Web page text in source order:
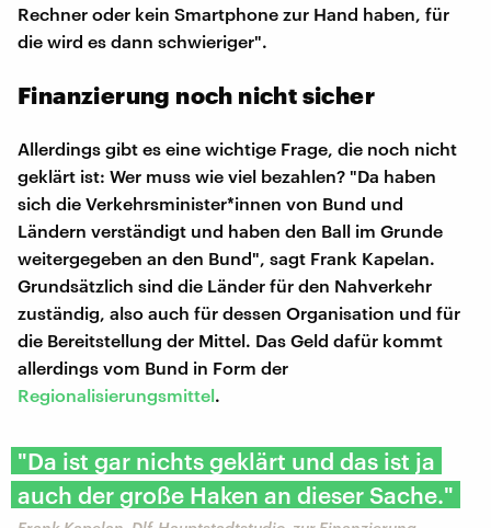
Rechner oder kein Smartphone zur Hand haben, für
die wird es dann schwieriger".
Finanzierung noch nicht sicher
Allerdings gibt es eine wichtige Frage, die noch nicht
geklärt ist: Wer muss wie viel bezahlen? "Da haben
sich die Verkehrsminister*innen von Bund und
Ländern verständigt und haben den Ball im Grunde
weitergegeben an den Bund", sagt Frank Kapelan.
Grundsätzlich sind die Länder für den Nahverkehr
zuständig, also auch für dessen Organisation und für
die Bereitstellung der Mittel. Das Geld dafür kommt
allerdings vom Bund in Form der
Regionalisierungsmittel.
"Da ist gar nichts geklärt und das ist ja
auch der große Haken an dieser Sache."